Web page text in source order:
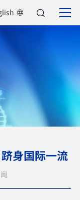
身国际一流